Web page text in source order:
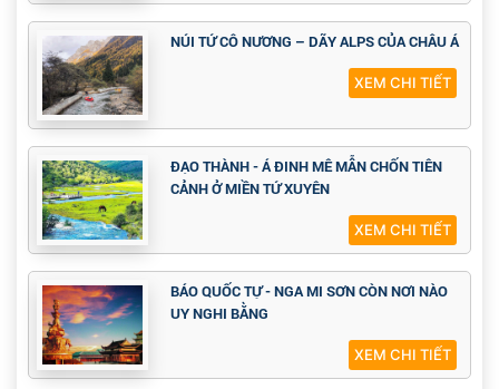
NÚI TỨ CÔ NƯƠNG – DÃY ALPS CỦA CHÂU Á
XEM CHI TIẾT
ĐẠO THÀNH - Á ĐINH MÊ MẪN CHỐN TIÊN
CẢNH Ở MIỀN TỨ XUYÊN
XEM CHI TIẾT
BÁO QUỐC TỰ - NGA MI SƠN CÒN NƠI NÀO
UY NGHI BẰNG
XEM CHI TIẾT